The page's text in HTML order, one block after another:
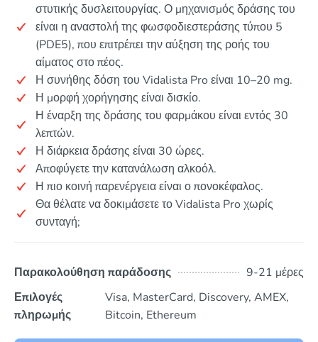
στυτικής δυσλειτουργίας. Ο μηχανισμός δράσης του
είναι η αναστολή της φωσφοδιεστεράσης τύπου 5
(PDE5), που επιτρέπει την αύξηση της ροής του
αίματος στο πέος.
Η συνήθης δόση του Vidalista Pro είναι 10–20 mg.
Η μορφή χορήγησης είναι δισκίο.
Η έναρξη της δράσης του φαρμάκου είναι εντός 30
λεπτών.
Η διάρκεια δράσης είναι 30 ώρες.
Αποφύγετε την κατανάλωση αλκοόλ.
Η πιο κοινή παρενέργεια είναι ο πονοκέφαλος.
Θα θέλατε να δοκιμάσετε το Vidalista Pro χωρίς
συνταγή;
Παρακολούθηση παράδοσης
9-21 μέρες
Επιλογές
πληρωμής
Visa, MasterCard, Discovery, AMEX,
Bitcoin, Ethereum